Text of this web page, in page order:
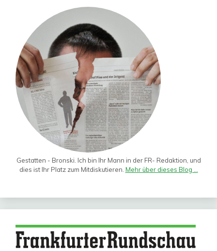
Gestatten - Bronski. Ich bin Ihr Mann in der FR- Redaktion, und
dies ist Ihr Platz zum Mitdiskutieren. Mehr über dieses Blog ...